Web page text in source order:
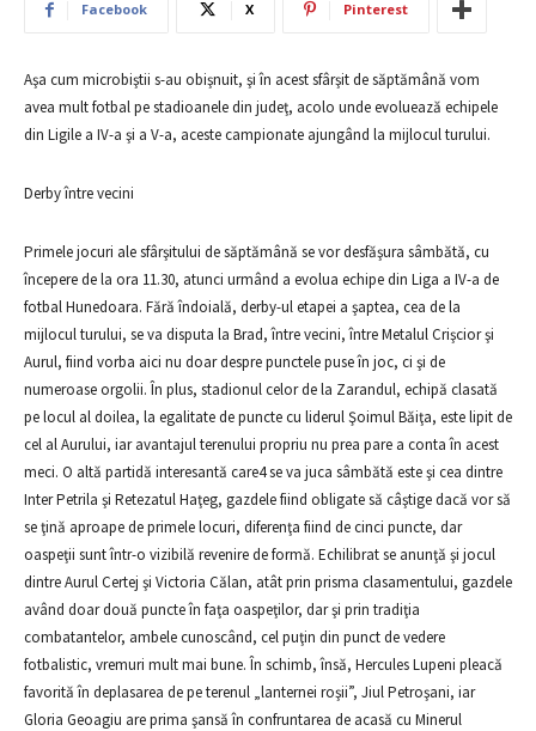
Facebook X Pinterest
Aşa cum microbiştii s-au obişnuit, şi în acest sfârşit de săptămână vom
avea mult fotbal pe stadioanele din judeţ, acolo unde evoluează echipele
din Ligile a IV-a şi a V-a, aceste campionate ajungând la mijlocul turului.
Derby între vecini
Primele jocuri ale sfârşitului de săptămână se vor desfăşura sâmbătă, cu
începere de la ora 11.30, atunci urmând a evolua echipe din Liga a IV-a de
fotbal Hunedoara. Fără îndoială, derby-ul etapei a şaptea, cea de la
mijlocul turului, se va disputa la Brad, între vecini, între Metalul Crişcior şi
Aurul, fiind vorba aici nu doar despre punctele puse în joc, ci şi de
numeroase orgolii. În plus, stadionul celor de la Zarandul, echipă clasată
pe locul al doilea, la egalitate de puncte cu liderul Şoimul Băiţa, este lipit de
cel al Aurului, iar avantajul terenului propriu nu prea pare a conta în acest
meci. O altă partidă interesantă care4 se va juca sâmbătă este şi cea dintre
Inter Petrila şi Retezatul Haţeg, gazdele fiind obligate să câştige dacă vor să
se ţină aproape de primele locuri, diferenţa fiind de cinci puncte, dar
oaspeţii sunt într-o vizibilă revenire de formă. Echilibrat se anunţă şi jocul
dintre Aurul Certej şi Victoria Călan, atât prin prisma clasamentului, gazdele
având doar două puncte în faţa oaspeţilor, dar şi prin tradiţia
combatantelor, ambele cunoscând, cel puţin din punct de vedere
fotbalistic, vremuri mult mai bune. În schimb, însă, Hercules Lupeni pleacă
favorită în deplasarea de pe terenul „lanternei roşii”, Jiul Petroşani, iar
Gloria Geoagiu are prima şansă în confruntarea de acasă cu Minerul